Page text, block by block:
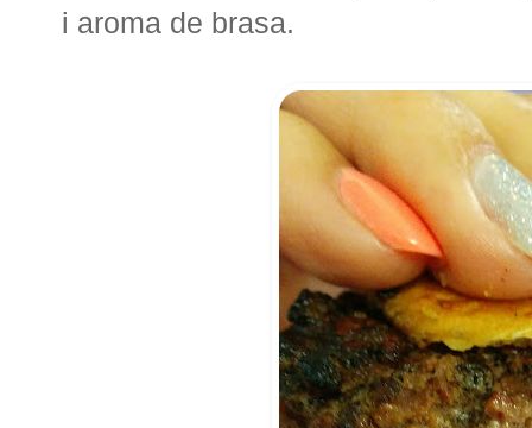
i aroma de brasa.